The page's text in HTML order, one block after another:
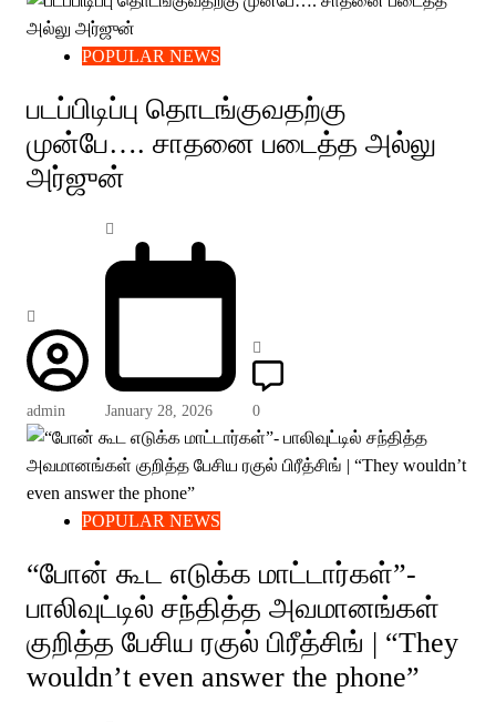
POPULAR NEWS
படப்பிடிப்பு தொடங்குவதற்கு
முன்பே…. சாதனை படைத்த அல்லு
அர்ஜுன்
admin January 28, 2026 0
POPULAR NEWS
“போன் கூட எடுக்க மாட்டார்கள்”-
பாலிவுட்டில் சந்தித்த அவமானங்கள்
குறித்த பேசிய ரகுல் பிரீத்சிங் | “They
wouldn’t even answer the phone”